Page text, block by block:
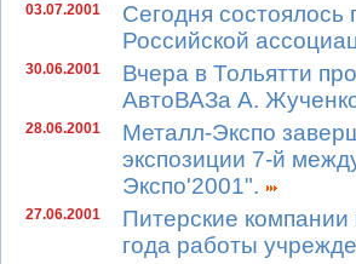
03.07.2001
Сегодня состоялось
Российской
30.06.2001
Вчера в Тольятти
АвтоВАЗа А.
28.06.2001
Металл-Экспо
экспозиции 7-й
Экспо'2001".
27.06.2001
Питерские
года работы